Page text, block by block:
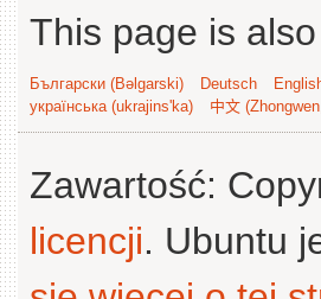
This page is
Български (Bəlgarski) Deutsch
українська (ukrajins'ka)
中文
Zawartość:
licencji. Ubuntu